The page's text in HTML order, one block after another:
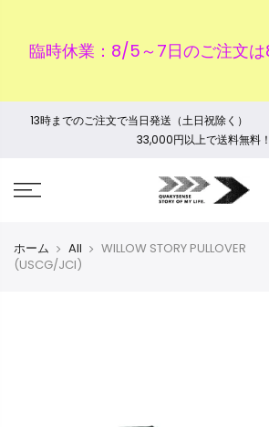
臨時休業：8/5～7日のご注文
13時までのご注文で当日発送
33,000円以上で送料無料！
ホーム All
WILLOW STORY PULLOVER
(USCG/JCI)